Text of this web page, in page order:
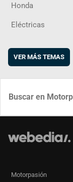
Honda
Eléctricas
VER MÁS TEMAS
Motorpasión